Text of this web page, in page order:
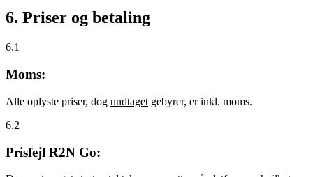
6. Priser og betaling
6.1
Moms:
Alle oplyste priser, dog undtaget gebyrer, er inkl. moms.
6.2
Prisfejl R2N Go: